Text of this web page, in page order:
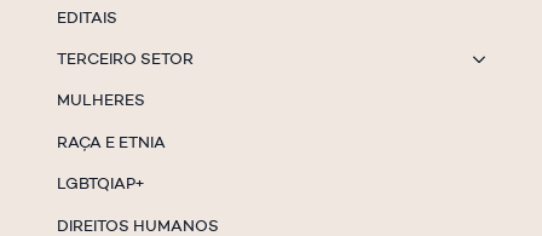
EDITAIS
TERCEIRO SETOR
MULHERES
RAÇA E ETNIA
LGBTQIAP+
DIREITOS HUMANOS